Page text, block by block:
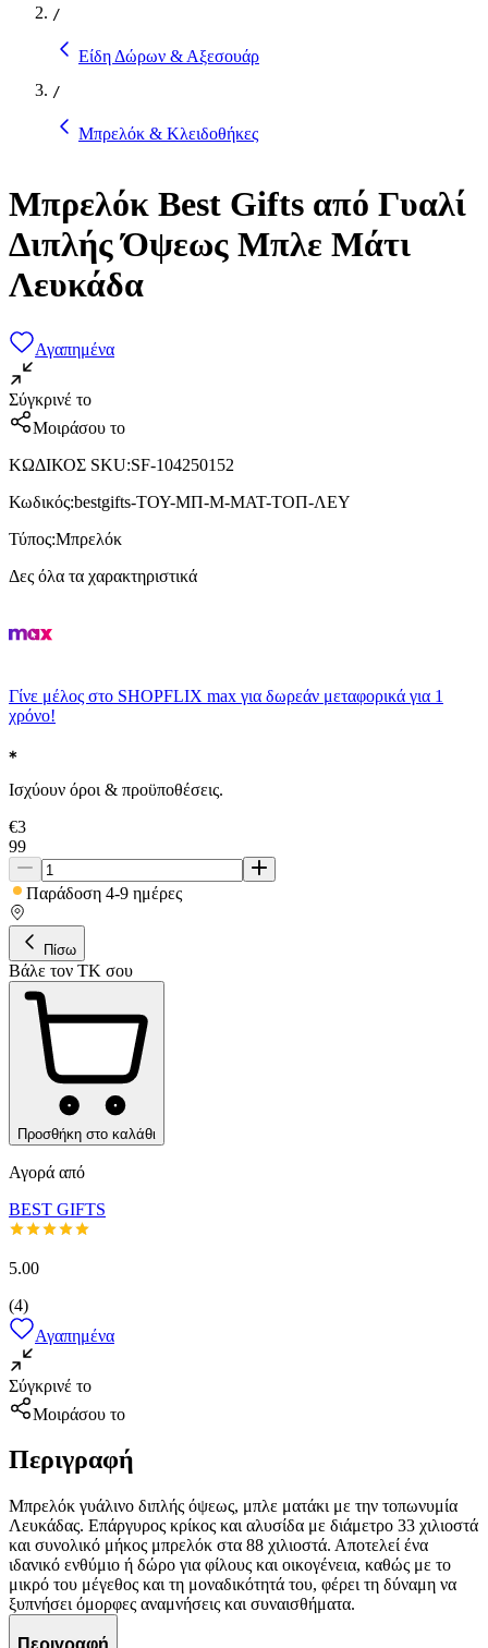
/
Είδη Δώρων & Αξεσουάρ
/
Μπρελόκ & Κλειδοθήκες
Μπρελόκ Best Gifts από Γυαλί
Διπλής Όψεως Μπλε Μάτι
Λευκάδα
Αγαπημένα
Σύγκρινέ το
Μοιράσου το
ΚΩΔΙΚΟΣ SKU:SF-104250152
Κωδικός:bestgifts-ΤΟΥ-ΜΠ-Μ-ΜΑΤ-ΤΟΠ-ΛΕΥ
Τύπος:Μπρελόκ
Δες όλα τα χαρακτηριστικά
Γίνε μέλος στο SHOPFLIX max για δωρεάν μεταφορικά για 1
χρόνο!
Ισχύουν όροι & προϋποθέσεις.
€3
99
Παράδοση 4-9 ημέρες
Πίσω
Βάλε τον ΤΚ σου
Προσθήκη στο καλάθι
Αγορά από
BEST GIFTS
5.00
(4)
Αγαπημένα
Σύγκρινέ το
Μοιράσου το
Περιγραφή
Μπρελόκ γυάλινο διπλής όψεως, μπλε ματάκι με την τοπωνυμία
Λευκάδας. Επάργυρος κρίκος και αλυσίδα με διάμετρο 33 χιλιοστά
και συνολικό μήκος μπρελόκ στα 88 χιλιοστά. Αποτελεί ένα
ιδανικό ενθύμιο ή δώρο για φίλους και οικογένεια, καθώς με το
μικρό του μέγεθος και τη μοναδικότητά του, φέρει τη δύναμη να
ξυπνήσει όμορφες αναμνήσεις και συναισθήματα.
Περιγραφή